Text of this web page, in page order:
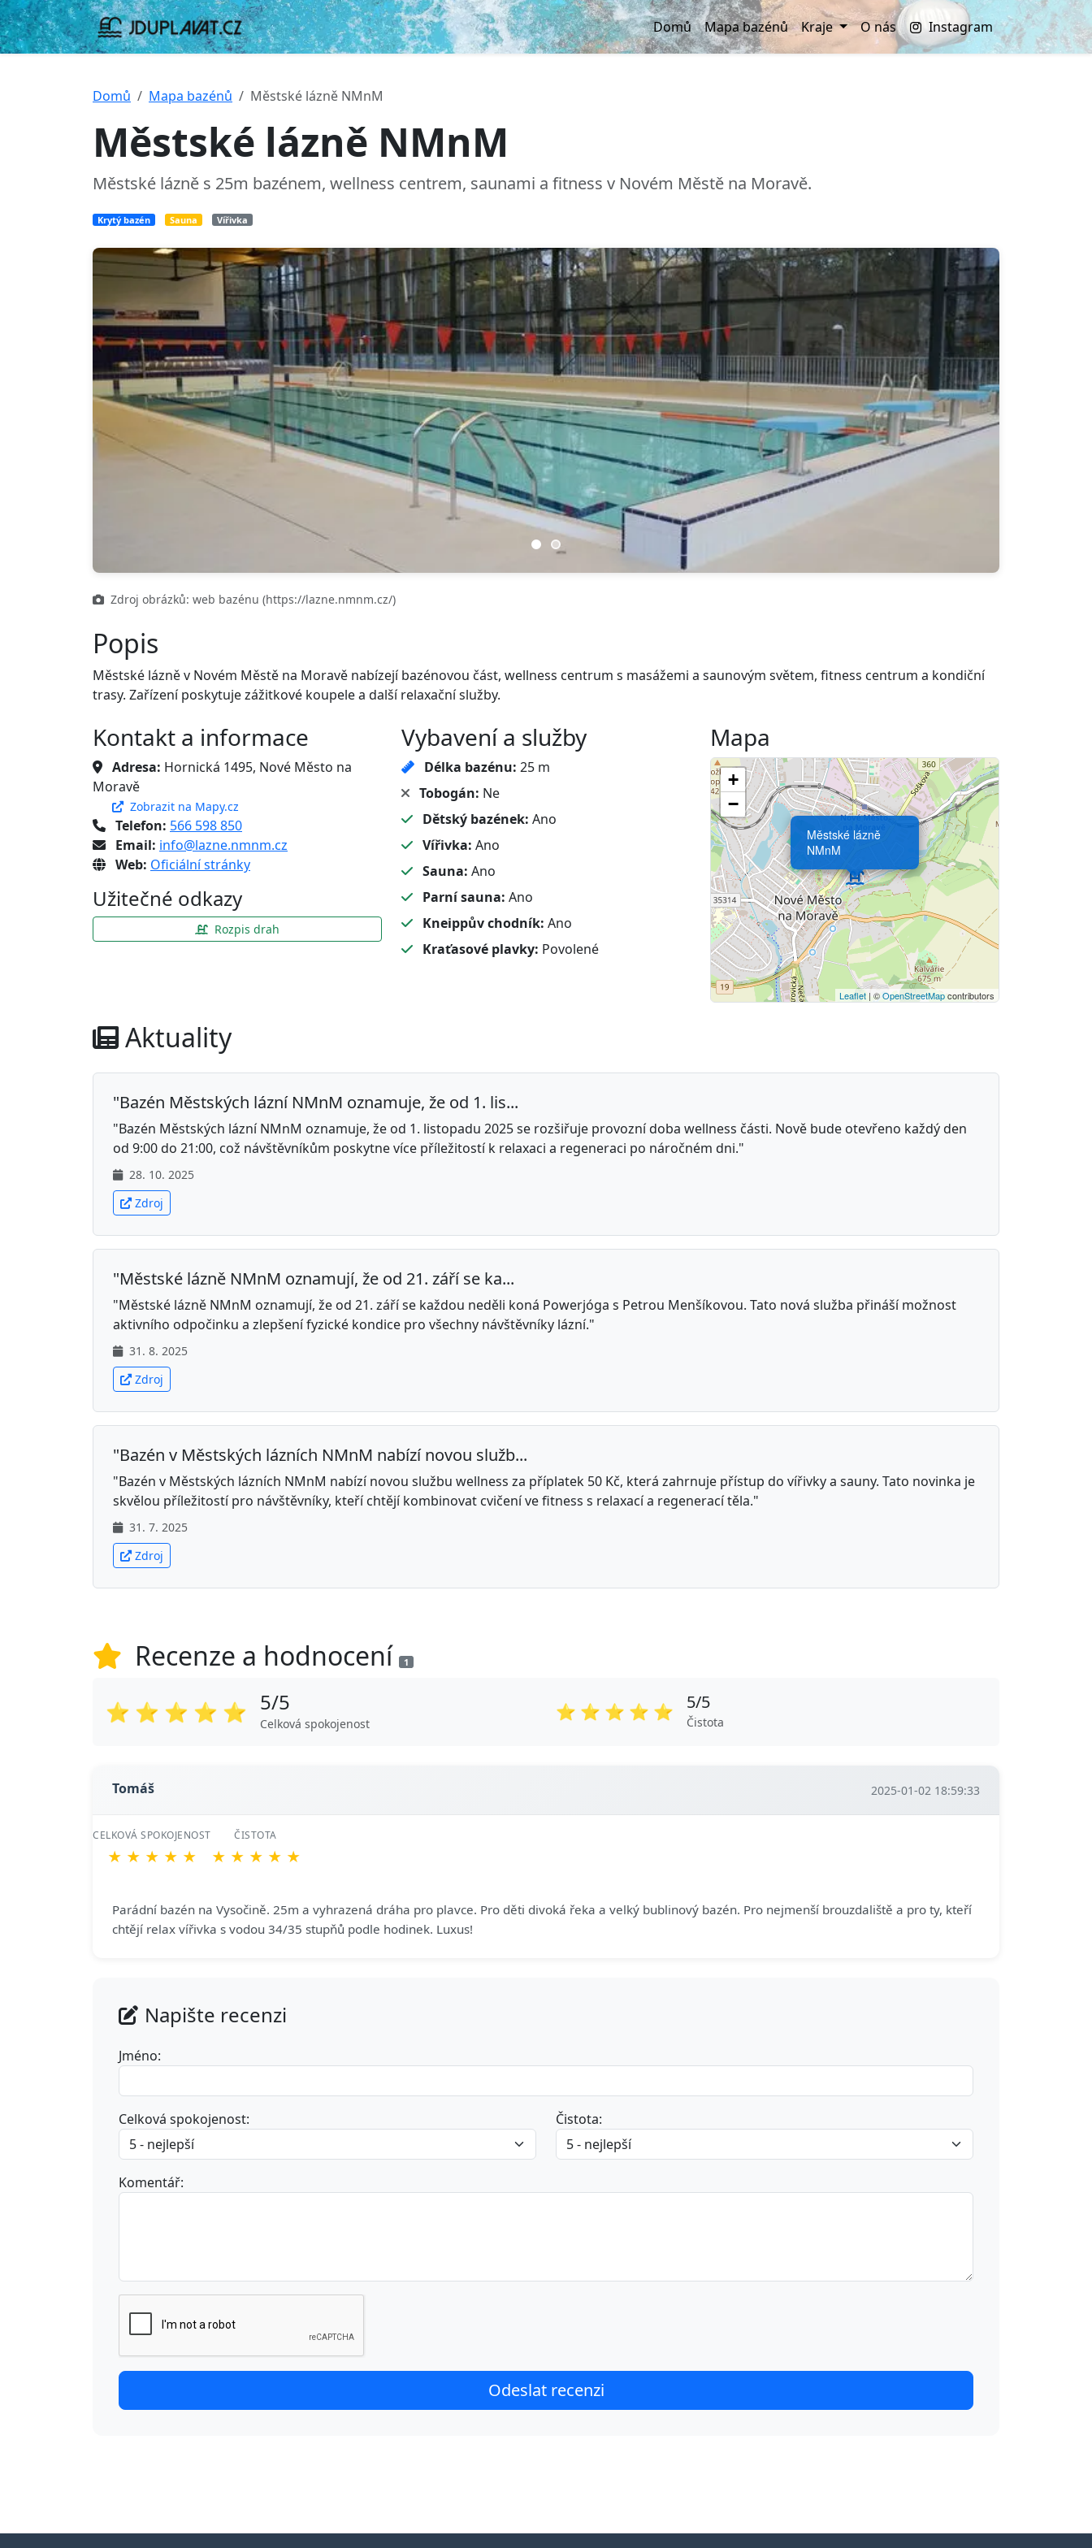
Domů Mapa bazénů Kraje O nás Instagram
Domů Mapa bazénů Městské lázně NMnM
Městské lázně NMnM
Městské lázně s 25m bazénem, wellness centrem, saunami a fitness v Novém Městě na Moravě.
Krytý bazén Sauna Vířivka
Zdroj obrázků: web bazénu (https://lazne.nmnm.cz/)
Popis
Městské lázně v Novém Městě na Moravě nabízejí bazénovou část, wellness centrum s masážemi a saunovým světem, fitness centrum a kondiční
trasy. Zařízení poskytuje zážitkové koupele a další relaxační služby.
Kontakt a informace
Adresa: Hornická 1495, Nové Město na
Moravě
Zobrazit na Mapy.cz
Telefon: 566 598 850
Email: info@lazne.nmnm.cz
Web: Oficiální stránky
Užitečné odkazy
Rozpis drah
Vybavení a služby
Délka bazénu: 25 m
Tobogán: Ne
Dětský bazének: Ano
Vířivka: Ano
Sauna: Ano
Parní sauna: Ano
Kneippův chodník: Ano
Kraťasové plavky: Povolené
Mapa
Městské lázně
NMnM
+
−
Leaflet | ©OpenStreetMapcontributors
Aktuality
"Bazén Městských lázní NMnM oznamuje, že od 1. lis...
"Bazén Městských lázní NMnM oznamuje, že od 1. listopadu 2025 se rozšiřuje provozní doba wellness části. Nově bude otevřeno každý den
od 9:00 do 21:00, což návštěvníkům poskytne více příležitostí k relaxaci a regeneraci po náročném dni."
28. 10. 2025
Zdroj
"Městské lázně NMnM oznamují, že od 21. září se ka...
"Městské lázně NMnM oznamují, že od 21. září se každou neděli koná Powerjóga s Petrou Menšíkovou. Tato nová služba přináší možnost
aktivního odpočinku a zlepšení fyzické kondice pro všechny návštěvníky lázní."
31. 8. 2025
Zdroj
"Bazén v Městských lázních NMnM nabízí novou služb...
"Bazén v Městských lázních NMnM nabízí novou službu wellness za příplatek 50 Kč, která zahrnuje přístup do vířivky a sauny. Tato novinka je
skvělou příležitostí pro návštěvníky, kteří chtějí kombinovat cvičení ve fitness s relaxací a regenerací těla."
31. 7. 2025
Zdroj
Recenze a hodnocení 1
⭐ ⭐ ⭐ ⭐ ⭐ 5/5
Celková spokojenost
⭐ ⭐ ⭐ ⭐ ⭐ 5/5
Čistota
Tomáš 2025-01-02 18:59:33
CELKOVÁ SPOKOJENOST
★ ★ ★ ★ ★
ČISTOTA
★ ★ ★ ★ ★
Parádní bazén na Vysočině. 25m a vyhrazená dráha pro plavce. Pro děti divoká řeka a velký bublinový bazén. Pro nejmenší brouzdaliště a pro ty, kteří
chtějí relax vířivka s vodou 34/35 stupňů podle hodinek. Luxus!
Napište recenzi
Jméno:
Celková spokojenost: Čistota:
Komentář: